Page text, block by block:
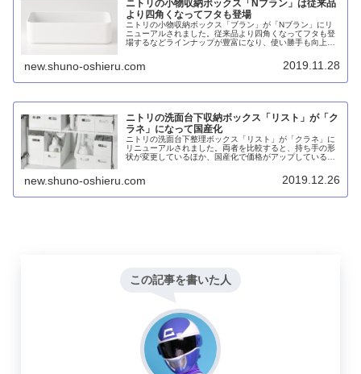
ニトリの小物収納ボックス「Nブラン」は従来品
より四角くなってフタも登場
ニトリの小物収納ボックス「ブラン」が「Nブラン」にリ
ニューアルされました。従来品より四角くなってフタも登
場するなどラインナップが豊富になり、使い勝手も向上し
ンズのスキットと比較しても甲乙つけがたいところです。
new.shuno-oshieru.com 2019.11.28
ニトリの洗面台下収納ボックス「リスト」が「ク
ラネ」になって国産化
ニトリの洗面台下整理ボックス「リスト」が「クラネ」に
リニューアルされました。両者を比較すると、持ち手の形
状が変更しているほか、国産化で価格がアップしているこ
ン製に変更されています。ワイドタイプがなくなり、代わ
りにハーフタイプが登場しています。
new.shuno-oshieru.com 2019.12.26
この記事を書いた人